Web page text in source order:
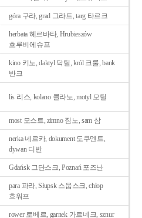
góra 구라, grad 그라트, targ 타르크
herbata 헤르바타, Hrubieszów
흐루비에슈프
kino 키노, daktyl 닥틸, król 크룰, bank
반크
lis 리스, kolano 콜라노, motyl 모틸
most 모스트, zimno 짐노, sam 삼
nerka 네르카, dokument 도쿠멘트,
dywan 디반
Gdańsk 그단스크, Poznań 포즈난
para 파라, Słupsk 스웁스크, chłop
흐워프
rower 로베르, garnek 가르네크, sznur